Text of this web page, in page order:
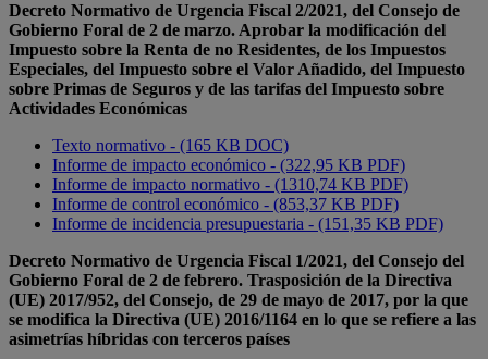
Decreto Normativo de Urgencia Fiscal 2/2021, del Consejo de
Gobierno Foral de 2 de marzo. Aprobar la modificación del
Impuesto sobre la Renta de no Residentes, de los Impuestos
Especiales, del Impuesto sobre el Valor Añadido, del Impuesto
sobre Primas de Seguros y de las tarifas del Impuesto sobre
Actividades Económicas
Texto normativo - (165 KB DOC)
Informe de impacto económico - (322,95 KB PDF)
Informe de impacto normativo - (1310,74 KB PDF)
Informe de control económico - (853,37 KB PDF)
Informe de incidencia presupuestaria - (151,35 KB PDF)
Decreto Normativo de Urgencia Fiscal 1/2021, del Consejo del
Gobierno Foral de 2 de febrero. Trasposición de la Directiva
(UE) 2017/952, del Consejo, de 29 de mayo de 2017, por la que
se modifica la Directiva (UE) 2016/1164 en lo que se refiere a las
asimetrías híbridas con terceros países